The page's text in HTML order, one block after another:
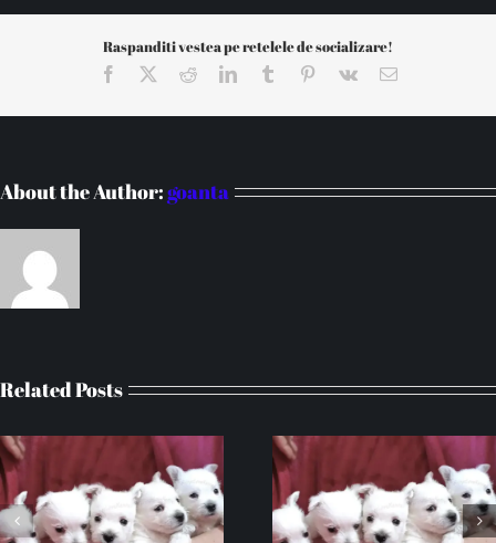
Raspanditi vestea pe retelele de socializare!
Facebook RedditLinkedInTumblr Pinterest
Vk Email
About the Author:goanta
Related Posts